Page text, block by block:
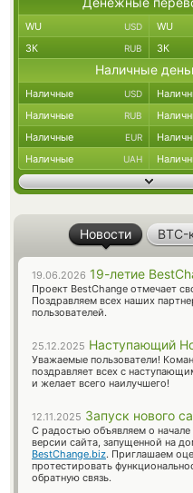
WU USD WU
ЗК RUB ЗК
Наличные
Наличные USD
Наличные RUB
Наличные EUR
Наличные UAH
Новости BTC-
19.06.2026 19-летие
Проект BestChange отмечает
Поздравляем всех наших
пользователей.
25.12.2025 Наступающий
Уважаемые пользователи!
поздравляет всех с
и желает всего наилучшего!
12.11.2025 Запуск нового
С радостью объявляем о
версии сайта, запущенной на
BestChange.biz. Приглашаем
протестировать
обратную связь.